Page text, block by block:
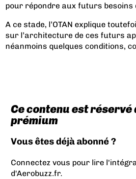
pour répondre aux futurs besoins
A ce stade, l’OTAN explique
sur l’architecture de ces futurs
néanmoins quelques conditions,
Ce contenu est réservé
prémium
Vous êtes déjà abonné ?
Connectez vous pour lire
d'Aerobuzz.fr.